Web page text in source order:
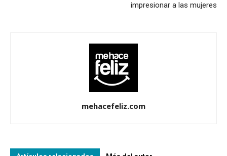
impresionar a las mujeres
mehacefeliz.com